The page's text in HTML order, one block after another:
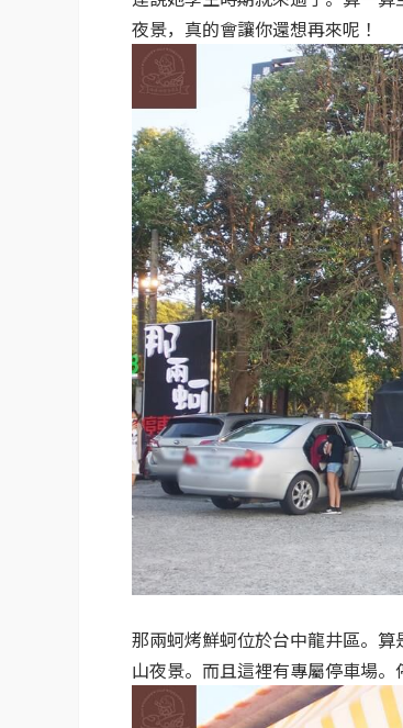
夜景，真的會讓你還想再來呢！
那兩蚵烤鮮蚵位於台中龍井區。
山夜景。而且這裡有專屬停車場。